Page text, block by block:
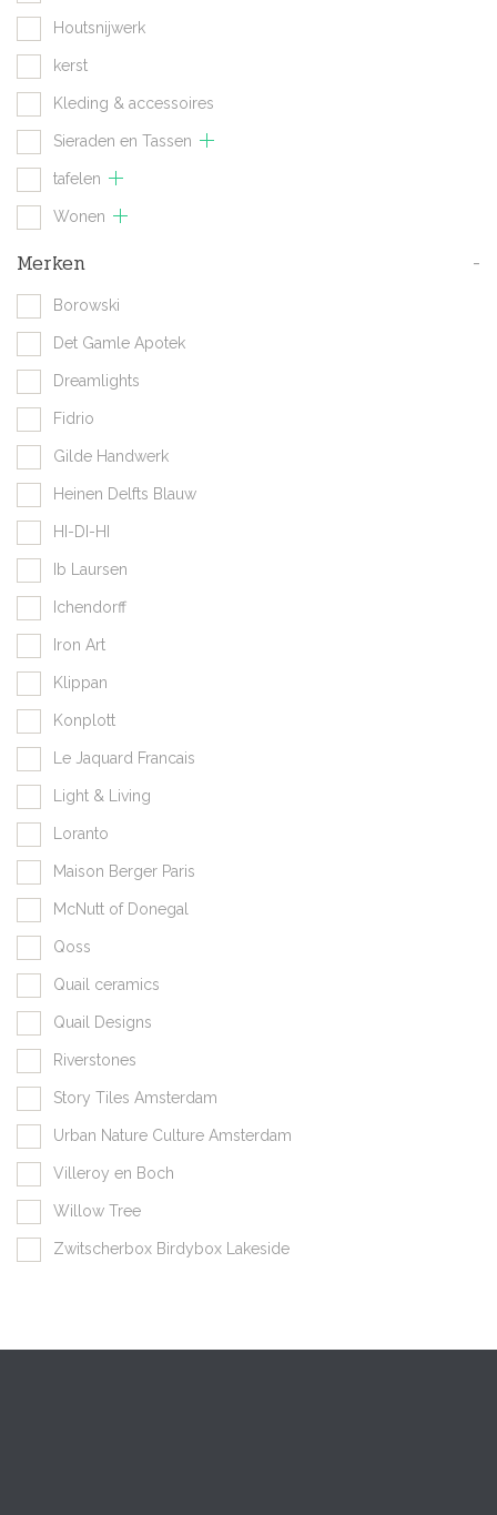
Houtsnijwerk
kerst
Kleding & accessoires
Sieraden en Tassen
tafelen
Wonen
Merken -
Borowski
Det Gamle Apotek
Dreamlights
Fidrio
Gilde Handwerk
Heinen Delfts Blauw
HI-DI-HI
Ib Laursen
Ichendorff
Iron Art
Klippan
Konplott
Le Jaquard Francais
Light & Living
Loranto
Maison Berger Paris
McNutt of Donegal
Qoss
Quail ceramics
Quail Designs
Riverstones
Story Tiles Amsterdam
Urban Nature Culture Amsterdam
Villeroy en Boch
Willow Tree
Zwitscherbox Birdybox Lakeside